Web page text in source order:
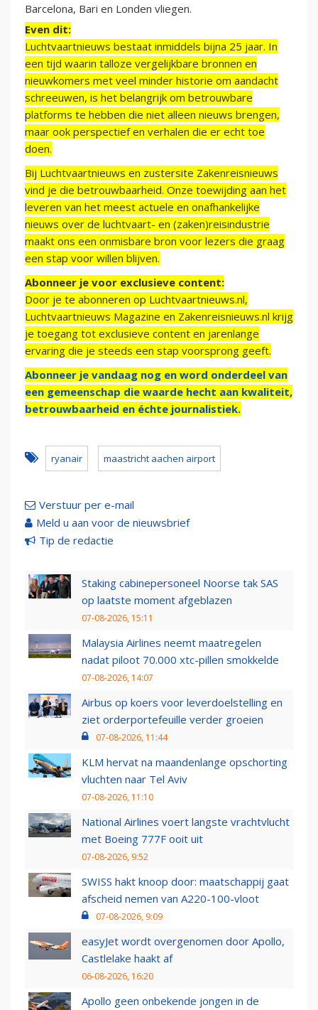
Barcelona, Bari en Londen vliegen.
Even dit:
Luchtvaartnieuws bestaat inmiddels bijna 25 jaar. In
een tijd waarin talloze vergelijkbare bronnen en
nieuwkomers met veel minder historie om aandacht
schreeuwen, is het belangrijk om betrouwbare
platforms te hebben die niet alleen nieuws brengen,
maar ook perspectief en verhalen die er echt toe
doen.
Bij Luchtvaartnieuws en zustersite Zakenreisnieuws
vind je die betrouwbaarheid. Onze toewijding aan het
leveren van het meest actuele en onafhankelijke
nieuws over de luchtvaart- en (zaken)reisindustrie
maakt ons een onmisbare bron voor lezers die graag
een stap voor willen blijven.
Abonneer je voor exclusieve content:
Door je te abonneren op Luchtvaartnieuws.nl,
Luchtvaartnieuws Magazine en Zakenreisnieuws.nl krijg
je toegang tot exclusieve content en jarenlange
ervaring die je steeds een stap voorsprong geeft.
Abonneer je vandaag nog en word onderdeel van
een gemeenschap die waarde hecht aan kwaliteit,
betrouwbaarheid en échte journalistiek.
ryanair maastricht aachen airport
Verstuur per e-mail
Meld u aan voor de nieuwsbrief
Tip de redactie
Staking cabinepersoneel Noorse tak SAS
op laatste moment afgeblazen
07-08-2026, 15:11
Malaysia Airlines neemt maatregelen
nadat piloot 70.000 xtc-pillen smokkelde
07-08-2026, 14:07
Airbus op koers voor leverdoelstelling en
ziet orderportefeuille verder groeien
07-08-2026, 11:44
KLM hervat na maandenlange opschorting
vluchten naar Tel Aviv
07-08-2026, 11:10
National Airlines voert langste vrachtvlucht
met Boeing 777F ooit uit
07-08-2026, 9:52
SWISS hakt knoop door: maatschappij gaat
afscheid nemen van A220-100-vloot
07-08-2026, 9:09
easyJet wordt overgenomen door Apollo,
Castlelake haakt af
06-08-2026, 16:20
Apollo geen onbekende jongen in de